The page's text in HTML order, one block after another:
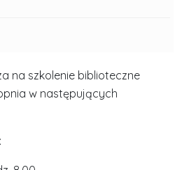
na szkolenie biblioteczne
w następujących